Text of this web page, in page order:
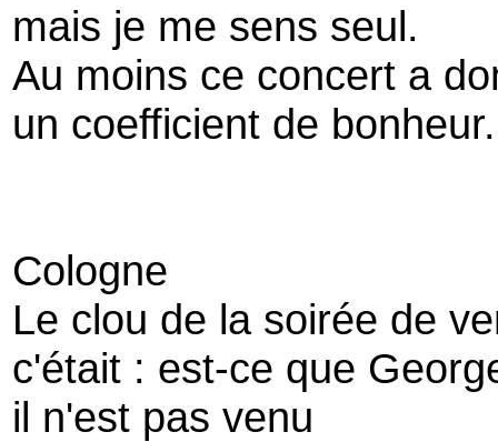
mais je me sens seul.
Au moins ce concert a
un coefficient de bonheur.
Cologne
Le clou de la soirée de
c'était : est-ce que
il n'est pas venu